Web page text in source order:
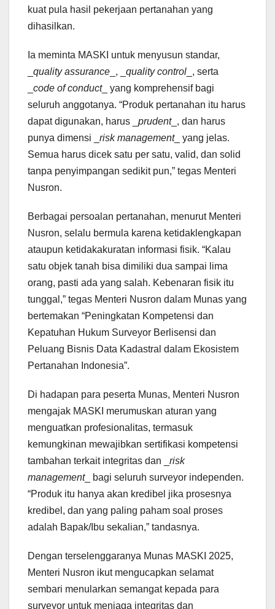
kuat pula hasil pekerjaan pertanahan yang
dihasilkan.
Ia meminta MASKI untuk menyusun standar,
quality assurance _, _ quality control _, serta
code of conduct_ yang komprehensif bagi
seluruh anggotanya. “Produk pertanahan itu harus
dapat digunakan, harus _ prudent_, dan harus
punya dimensi _ risk management_ yang jelas.
Semua harus dicek satu per satu, valid, dan solid
tanpa penyimpangan sedikit pun,” tegas Menteri
Nusron.
Berbagai persoalan pertanahan, menurut Menteri
Nusron, selalu bermula karena ketidaklengkapan
ataupun ketidakakuratan informasi fisik. “Kalau
satu objek tanah bisa dimiliki dua sampai lima
orang, pasti ada yang salah. Kebenaran fisik itu
tunggal,” tegas Menteri Nusron dalam Munas yang
bertemakan “Peningkatan Kompetensi dan
Kepatuhan Hukum Surveyor Berlisensi dan
Peluang Bisnis Data Kadastral dalam Ekosistem
Pertanahan Indonesia”.
Di hadapan para peserta Munas, Menteri Nusron
mengajak MASKI merumuskan aturan yang
menguatkan profesionalitas, termasuk
kemungkinan mewajibkan sertifikasi kompetensi
tambahan terkait integritas dan _ risk
management_ bagi seluruh surveyor independen.
“Produk itu hanya akan kredibel jika prosesnya
kredibel, dan yang paling paham soal proses
adalah Bapak/Ibu sekalian,” tandasnya.
Dengan terselenggaranya Munas MASKI 2025,
Menteri Nusron ikut mengucapkan selamat
sembari menularkan semangat kepada para
surveyor untuk menjaga integritas dan